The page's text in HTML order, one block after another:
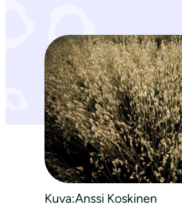
Kuva:Anssi Koskinen